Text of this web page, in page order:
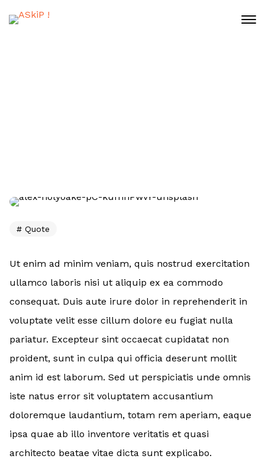
Quote
Ut enim ad minim veniam, quis nostrud exercitation
ullamco laboris nisi ut aliquip ex ea commodo
consequat. Duis aute irure dolor in reprehenderit in
voluptate velit esse cillum dolore eu fugiat nulla
pariatur. Excepteur sint occaecat cupidatat non
proident, sunt in culpa qui officia deserunt mollit
anim id est laborum. Sed ut perspiciatis unde omnis
iste natus error sit voluptatem accusantium
doloremque laudantium, totam rem aperiam, eaque
ipsa quae ab illo inventore veritatis et quasi
architecto beatae vitae dicta sunt explicabo.